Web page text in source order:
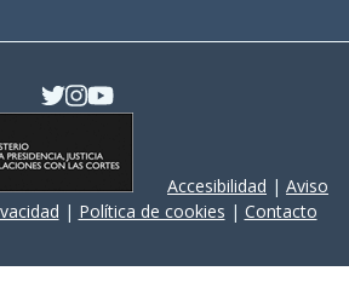
Accesibilidad | Aviso
| Política de cookies | Contacto